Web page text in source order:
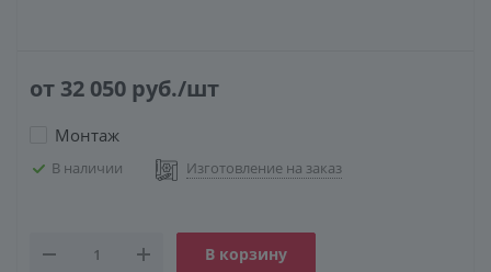
от 32 050 руб./шт
Монтаж
В наличии Изготовление на заказ
В корзину